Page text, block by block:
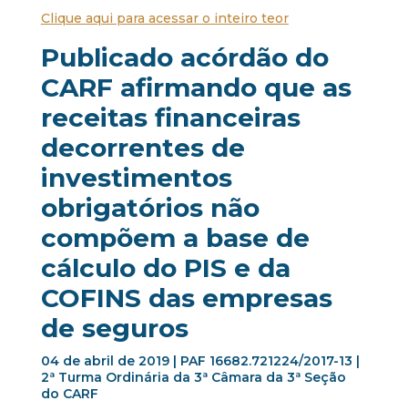
Clique aqui para acessar o inteiro teor
Publicado acórdão do
CARF afirmando que as
receitas financeiras
decorrentes de
investimentos
obrigatórios não
compõem a base de
cálculo do PIS e da
COFINS das empresas
de seguros
04 de abril de 2019 | PAF 16682.721224/2017-13 |
2ª Turma Ordinária da 3ª Câmara da 3ª Seção
do CARF